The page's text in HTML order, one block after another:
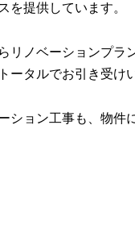
を提供しています。
リノベーションプラ
ータルでお引き受け
ション工事も、物件